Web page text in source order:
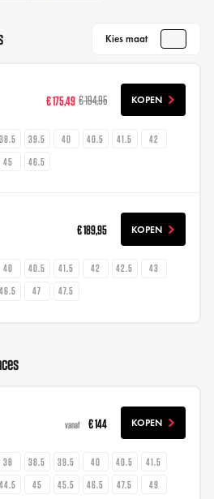
Kies maat
€ 175,49 € 194,95 KOPEN
38.5 39.5 40 40.5 41.5
42
45 46.5
€ 189,95 KOPEN
40 40.5 41.5 42 42.5
43
46.5 47 47.5
vanaf € 144 KOPEN
38 38.5 39.5 40 40.5
41.5
44.5 45 45.5 46.5 47.5
49